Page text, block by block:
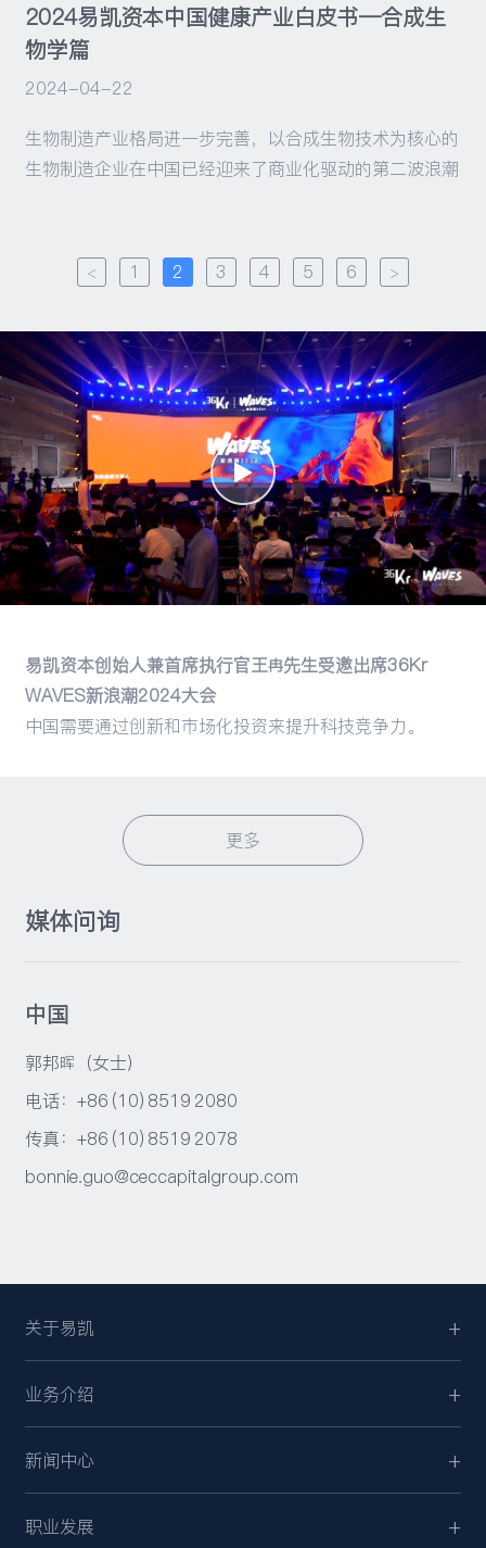
2024易凯资本中国健康产业白皮书—合成生
物学篇
2024-04-22
生物制造产业格局进一步完善，以合成生物技术为核心的
生物制造企业在中国已经迎来了商业化驱动的第二波浪潮
< 1 2 3 4 5 6 >
易凯资本创始人兼首席执行官王冉先生受邀出席36Kr
WAVES新浪潮2024大会
中国需要通过创新和市场化投资来提升科技竞争力。
更多
媒体问询
中国
郭邦晖（女士）
电话：+86 (10) 8519 2080
传真：+86 (10) 8519 2078
bonnie.guo@ceccapitalgroup.com
关于易凯
业务介绍
新闻中心
职业发展